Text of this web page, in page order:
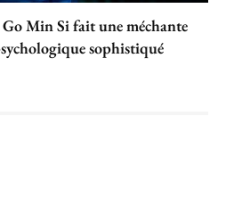
Go Min Si fait une méchante
sophistiqué